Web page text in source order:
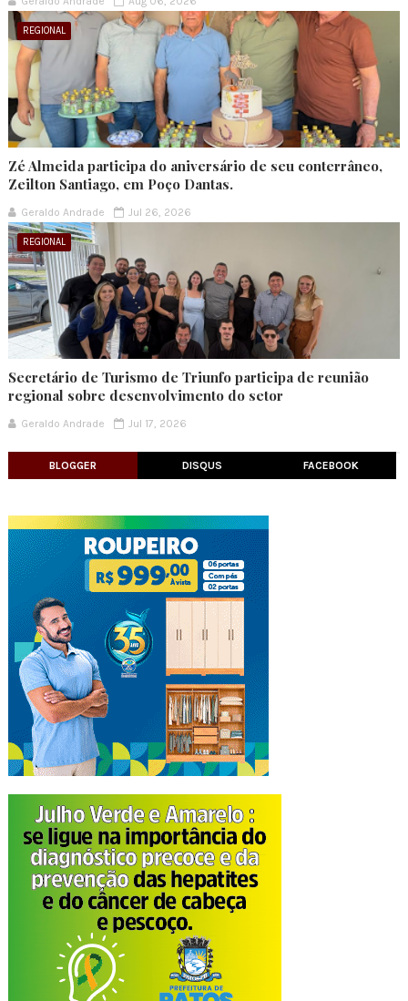
REGIONAL
Zé Almeida participa do aniversário de seu conterrâneo,
Zeilton Santiago, em Poço Dantas.
Geraldo Andrade Jul 26, 2026
REGIONAL
Secretário de Turismo de Triunfo participa de reunião
regional sobre desenvolvimento do setor
Geraldo Andrade Jul 17, 2026
BLOGGER DISQUS FACEBOOK